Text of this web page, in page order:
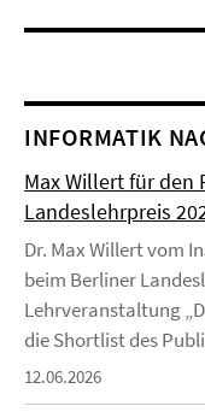
INFORMATIK
Max Willert für den
Landeslehrpreis
Dr. Max Willert vom
beim Berliner
Lehrveranstaltung
die Shortlist des
12.06.2026